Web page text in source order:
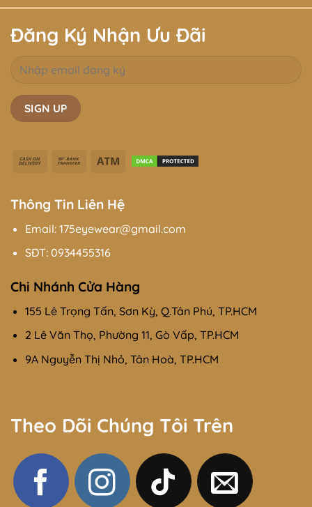
Đăng Ký Nhận Ưu Đãi
Cash
Bank
Atm
Thông Tin Liên Hệ
Email: 175eyewear@gmail.com
SĐT: 0934455316
Chi Nhánh Cửa Hàng
155 Lê Trọng Tấn, Sơn Kỳ, Q.Tân Phú, TP.HCM
2 Lê Văn Thọ, Phường 11, Gò Vấp, TP.HCM
9A Nguyễn Thị Nhỏ, Tân Hoà, TP.HCM
Theo Dõi Chúng Tôi Trên